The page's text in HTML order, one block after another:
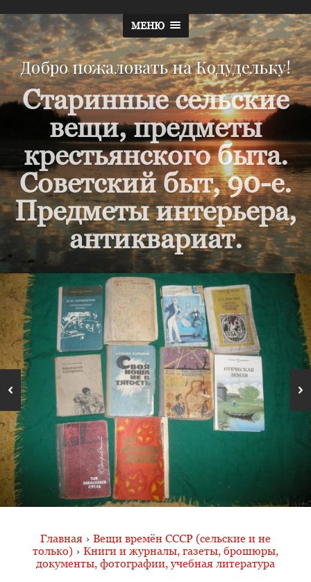
МЕНЮ
Добро пожаловать на Кодудельку!
Старинные сельские
вещи, предметы
крестьянского быта.
Советский быт, 90-е.
Предметы интерьера,
антиквариат.
Главная › Вещи времён СССР (сельские и не
только) › Книги и журналы, газеты, брошюры,
документы, фотографии, учебная литература